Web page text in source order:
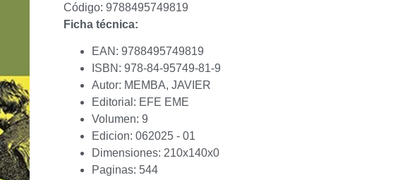
Código: 9788495749819
Ficha técnica:
EAN: 9788495749819
ISBN: 978-84-95749-81-9
Autor: MEMBA, JAVIER
Editorial: EFE EME
Volumen: 9
Edicion: 062025 - 01
Dimensiones: 210x140x0
Paginas: 544